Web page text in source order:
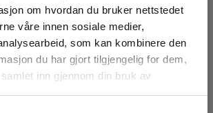
om hvordan du bruker nettstedet
våre innen sosiale medier,
som kan kombinere den
du har gjort tilgjengelig for dem,
inn gjennom din bruk av
intensiteten til solstrålene i W/m
her